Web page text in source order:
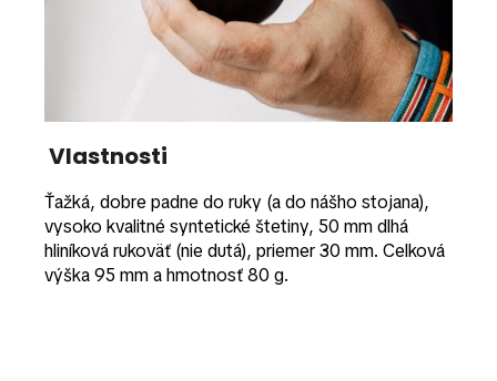
Vlastnosti
Ťažká, dobre padne do ruky (a do nášho stojana),
vysoko kvalitné syntetické štetiny, 50 mm dlhá
hliníková rukoväť (nie dutá), priemer 30 mm. Celková
výška 95 mm a hmotnosť 80 g.